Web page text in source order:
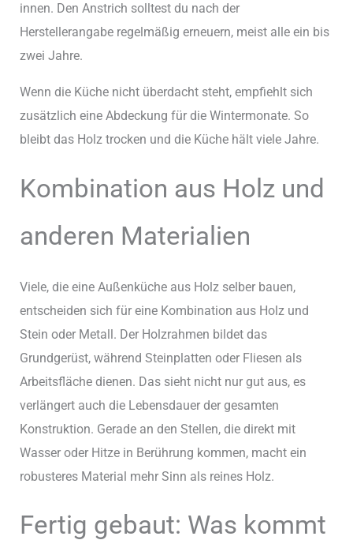
innen. Den Anstrich solltest du nach der
Herstellerangabe regelmäßig erneuern, meist alle ein bis
zwei Jahre.
Wenn die Küche nicht überdacht steht, empfiehlt sich
zusätzlich eine Abdeckung für die Wintermonate. So
bleibt das Holz trocken und die Küche hält viele Jahre.
Kombination aus Holz und
anderen Materialien
Viele, die eine Außenküche aus Holz selber bauen,
entscheiden sich für eine Kombination aus Holz und
Stein oder Metall. Der Holzrahmen bildet das
Grundgerüst, während Steinplatten oder Fliesen als
Arbeitsfläche dienen. Das sieht nicht nur gut aus, es
verlängert auch die Lebensdauer der gesamten
Konstruktion. Gerade an den Stellen, die direkt mit
Wasser oder Hitze in Berührung kommen, macht ein
robusteres Material mehr Sinn als reines Holz.
Fertig gebaut: Was kommt